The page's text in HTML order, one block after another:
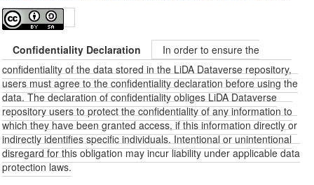
Confidentiality Declaration
In order to ensure the
confidentiality of the data stored in the LiDA Dataverse repository,
users must agree to the confidentiality declaration before using the
data. The declaration of confidentiality obliges LiDA Dataverse
repository users to protect the confidentiality of any information to
which they have been granted access, if this information directly or
indirectly identifies specific individuals. Intentional or unintentional
disregard for this obligation may incur liability under applicable data
protection laws.